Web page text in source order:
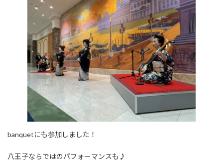
banquetにも参加しました！
八王子ならではのパフォーマンスも♪